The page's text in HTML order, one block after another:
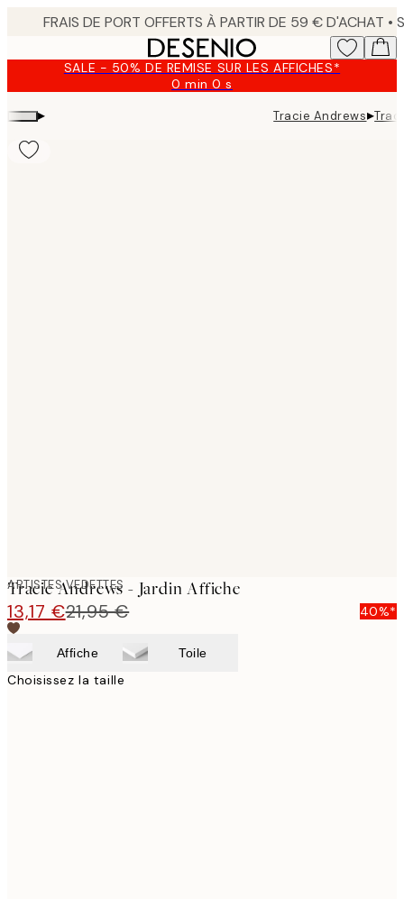
content.SALE - 50% DE REMISE SUR LES AFFICHES*
0 min0 s
Valable
▸ Tracie Andrews▸
ARTISTES VEDETTES
Tracie Andrews - Jardin Affiche
13,17 €21,95 € 40%*
Affiche Toile
Choisissez la taille